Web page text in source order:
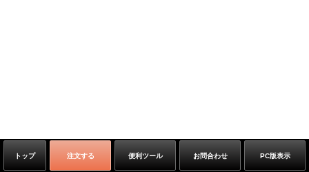
トップ 注文する 便利ツール お問合わせ PC版表示